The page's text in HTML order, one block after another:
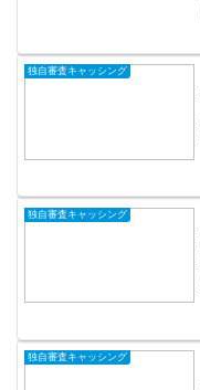
独自審査キャッシング
独自審査キャッシング
独自審査キャッシング